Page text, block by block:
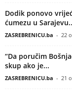
Dodik ponovo
ćumezu u
ZASREBRENICU.ba - 22
“Da poručim
skup ako je...
ZASREBRENICU.ba - 21